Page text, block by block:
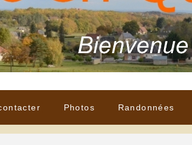
Photos Randonnées